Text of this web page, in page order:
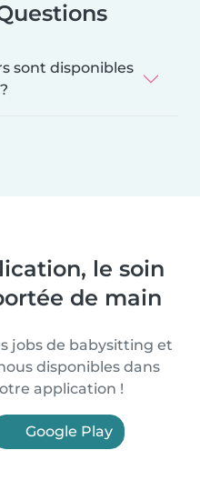
sont disponibles
le soin
de main
jobs de babysitting et
disponibles dans
application !
Google Play